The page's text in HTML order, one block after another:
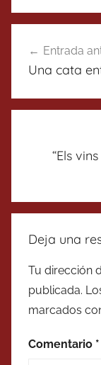
de
Entrada
Una cata
“Els
Deja una
Tu dirección
publicada.
marcados
Comentario *